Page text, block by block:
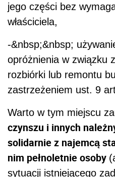
jego części bez
właściciela,
-&nbsp;&nbsp;
opróżnienia w związku
rozbiórki lub remontu
zastrzeżeniem ust. 9
Warto w tym miejscu
czynszu i innych
solidarnie z najemcą
nim pełnoletnie osoby
sytuacji istniejącego